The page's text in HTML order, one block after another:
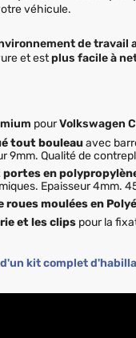
véhicule.
de travail
et estplus facile à
pourVolkswagen
tout bouleauavec
9mm. Qualité de
portes en
Epaisseur 4mm.
moulées en
et les clips pour la
kit complet